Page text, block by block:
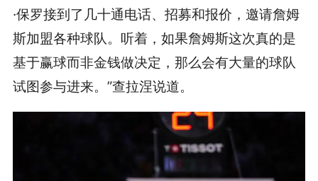
·保罗接到了几十通电话、招募和报价，邀请詹姆
斯加盟各种球队。听着，如果詹姆斯这次真的是
基于赢球而非金钱做决定，那么会有大量的球队
试图参与进来。”查拉涅说道。